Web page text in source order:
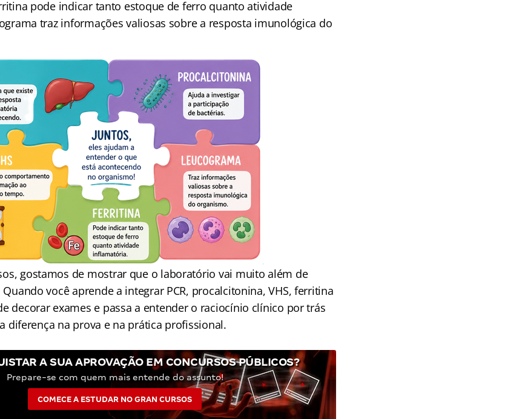
pode indicar tanto estoque de ferro quanto atividade
traz informações valiosas sobre a resposta imunológica do
gostamos de mostrar que o laboratório vai muito além de
você aprende a integrar PCR, procalcitonina, VHS, ferritina
decorar exames e passa a entender o raciocínio clínico por trás
diferença na prova e na prática profissional.
A SUA APROVAÇÃO EM CONCURSOS PÚBLICOS?
Prepare-se com quem mais entende do assunto!
COMECE A ESTUDAR NO GRAN CURSOS